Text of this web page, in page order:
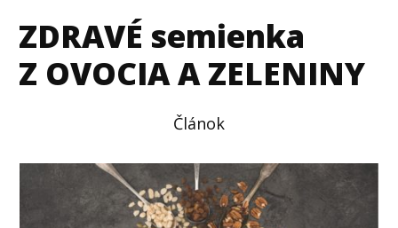
ZDRAVÉ semienka
Z OVOCIA A ZELENINY
Článok